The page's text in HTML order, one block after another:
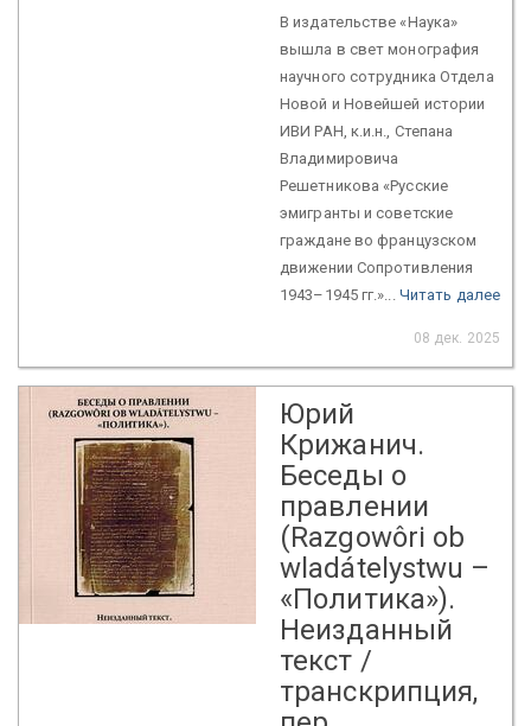
В издательстве «Наука»
вышла в свет монография
научного сотрудника Отдела
Новой и Новейшей истории
ИВИ РАН, к.и.н., Степана
Владимировича
Решетникова «Русские
эмигранты и советские
граждане во французском
движении Сопротивления
1943–1945 гг.»... Читать далее
08 дек. 2025
Юрий
Крижанич.
Беседы о
правлении
(Razgowôri ob
wladátelystwu –
«Политика»).
Неизданный
текст /
транскрипция,